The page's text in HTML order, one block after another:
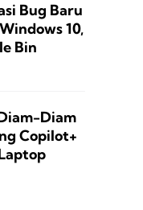
Bug Baru
10,
Bin
Diam
Copilot+